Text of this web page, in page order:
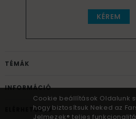
KÉREM
TÉMÁK
INFORMÁCIÓ
ELÉRHETŐSÉG
Cookie beállítások Oldalunk
hogy biztosítsuk Neked az
Jelmezek® teljes